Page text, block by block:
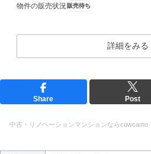
物件の販売状況販売待ち
詳細をみる
Share Post
中古・リノベーションマンションならcowcamo